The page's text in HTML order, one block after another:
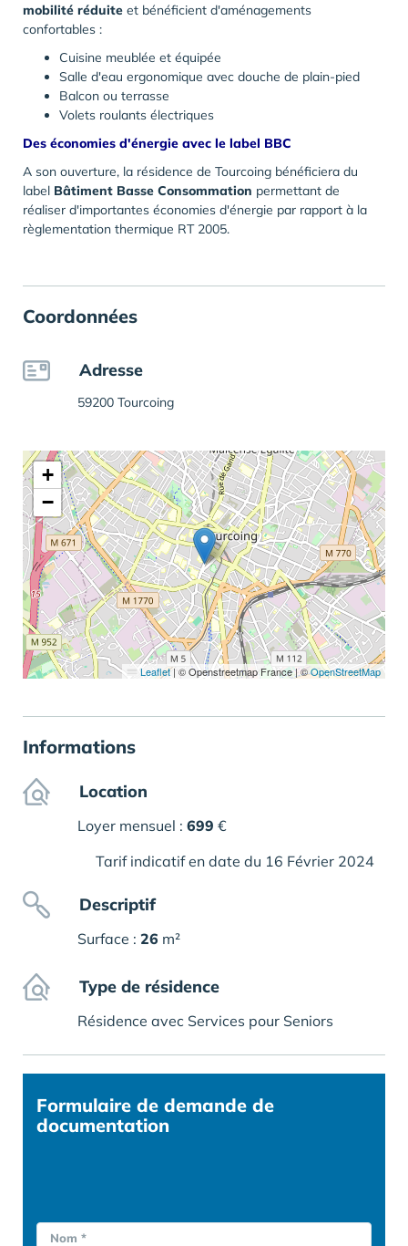
mobilité réduite et bénéficient d'aménagements
confortables :
Cuisine meublée et équipée
Salle d'eau ergonomique avec douche de plain-pied
Balcon ou terrasse
Volets roulants électriques
Des économies d'énergie avec le label BBC
A son ouverture, la résidence de Tourcoing bénéficiera du
label Bâtiment Basse Consommation permettant de
réaliser d'importantes économies d'énergie par rapport à la
règlementation thermique RT 2005.
Coordonnées
Adresse
59200 Tourcoing
+
−
Leaflet | © Openstreetmap France | ©OpenStreetMap
Informations
Location
Loyer mensuel : 699 €
Tarif indicatif en date du 16 Février 2024
Descriptif
Surface : 26 m²
Type de résidence
Résidence avec Services pour Seniors
Formulaire de demande de
documentation
Nom *